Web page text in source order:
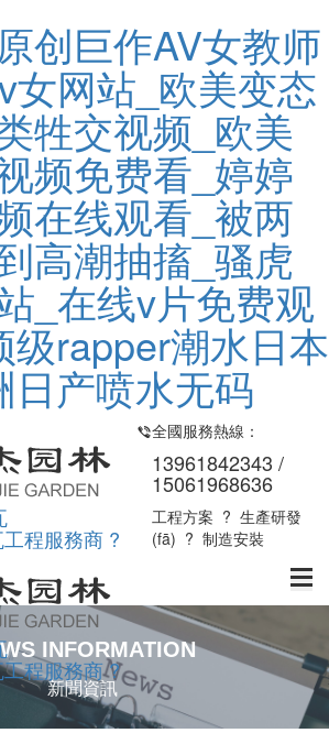
创巨作AV女教师
女网站_欧美变态
牲交视频_欧美
频免费看_婷婷
在线观看_被两
高潮抽搐_骚虎
_在线v片免费观
级rapper潮水日本
日产喷水无码
程服務商 ?
全國服務熱線：
13961842343 /
15061968636
工程方案 ? 生產研發
(fā) ? 制造安裝
程服務商 ?
INFORMATION
新聞資訊